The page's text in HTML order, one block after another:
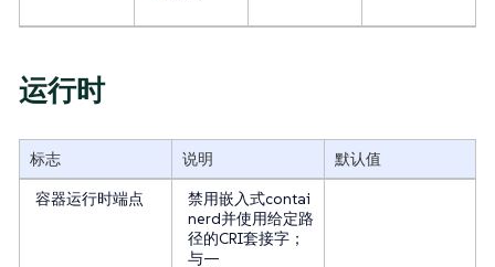
运行时
标志 说明
默认值
容器运行时端点
禁用嵌入式contai
nerd并使用给定路
径的CRI套接字；
与—​